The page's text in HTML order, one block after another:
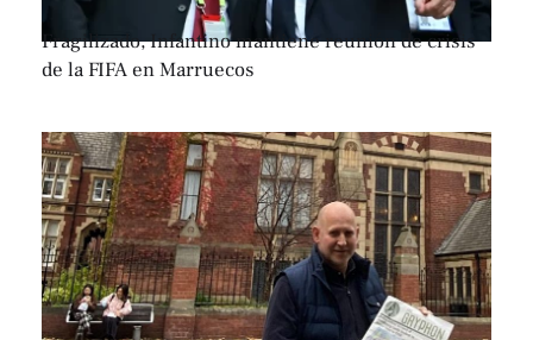
Fragilizado, Infantino mantiene reunión de crisis
de la FIFA en Marruecos